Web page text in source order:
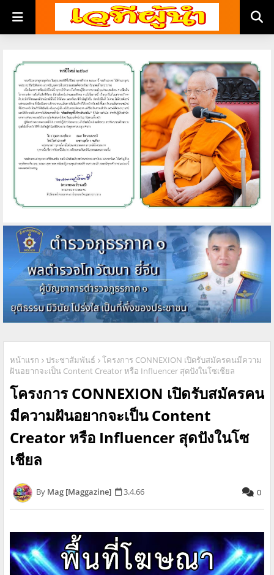
หน้าแรก ประชาสัมพันธ์
โครงการ CONNEXION เปิดรับสมัครคนมีความ
ฝันอยากจะเป็น Content Creator หรือ Influencer สุดปังในโซเชียล
โครงการ CONNEXION เปิดรับสมัครคน
มีความฝันอยากจะเป็น Content
Creator หรือ Influencer สุดปังในโซ
เชียล
Mag [Maggazine] 3.4.66 0